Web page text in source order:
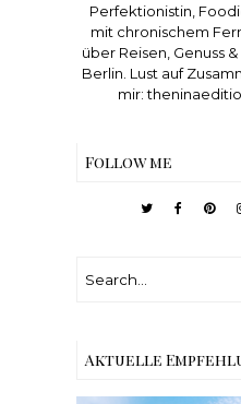
Perfektionistin,
mit chronischem
über Reisen, Genuss
Berlin. Lust auf
mir:
Follow me
Aktuelle